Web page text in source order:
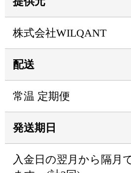
株式会社WILQANT
配送
常温 定期便
発送期日
入金日の翌月から隔月